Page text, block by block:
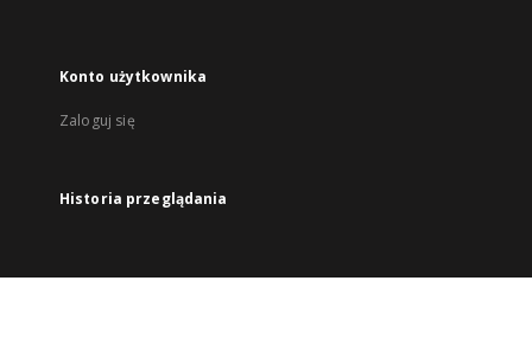
Konto użytkownika
Zaloguj się
Historia przeglądania